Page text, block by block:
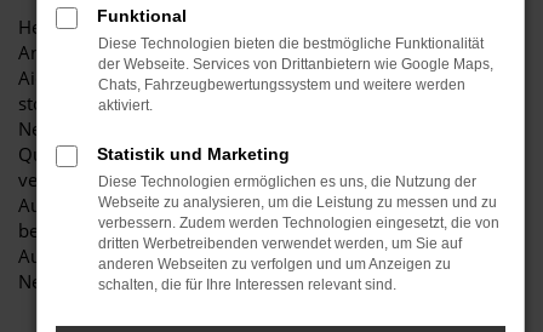
Herzlich willkommen bei Autohaus Stiglmayr – Ihre erste
Anlaufstelle für exzellente Audi Q2 Neuwagen Fahrzeuge für
Aichach und Umgebung! Unser renommiertes Autohaus ist
stolz darauf, Ihnen eine herausragende Auswahl an Audi Q2
Neuwagen zu präsentieren, die höchste Standards in Sachen
Qualität und Leistung erfüllen. Wir sind seit Jahren Ihr
vertrauenswürdiger Partner, wenn es um erstklassige
Automobile geht. Erfahren Sie mehr über unsere
beeindruckende Audi Q2 Neuwagen Flotte und warum
Autohaus Stiglmayr die bevorzugte Adresse für Audi Q2
Neuwagen Liebhaber ist.
Funktional
Diese Technologien bieten die bestmögliche Funktionalität
der Webseite. Services von Drittanbietern wie Google Maps,
Chats, Fahrzeugbewertungssystem und weitere werden
aktiviert.
Statistik und Marketing
Diese Technologien ermöglichen es uns, die Nutzung der
Webseite zu analysieren, um die Leistung zu messen und zu
verbessern. Zudem werden Technologien eingesetzt, die von
dritten Werbetreibenden verwendet werden, um Sie auf
anderen Webseiten zu verfolgen und um Anzeigen zu
schalten, die für Ihre Interessen relevant sind.